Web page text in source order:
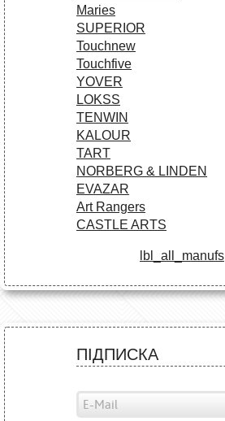
Maries
SUPERIOR
Touchnew
Touchfive
YOVER
LOKSS
TENWIN
KALOUR
TART
NORBERG & LINDEN
EVAZAR
Art Rangers
CASTLE ARTS
lbl_all_manufs
ПІДПИСКА